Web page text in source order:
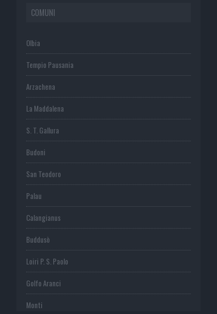
COMUNI
Olbia
Tempio Pausania
Arzachena
La Maddalena
S. T. Gallura
Budoni
San Teodoro
Palau
Calangianus
Buddusò
Loiri P. S. Paolo
Golfo Aranci
Monti